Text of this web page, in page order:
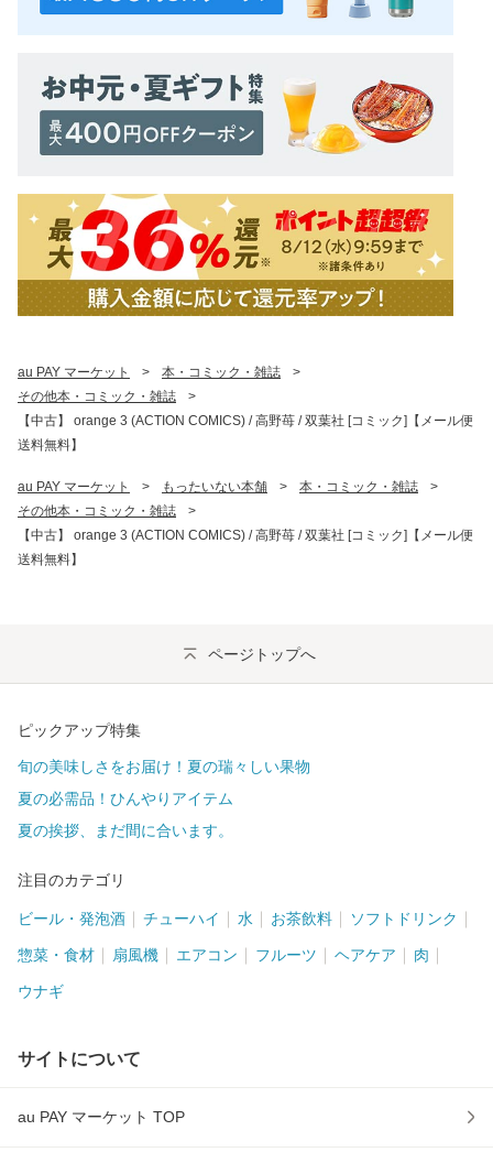
au PAY マーケット > 本・コミック・雑誌
>
その他本・コミック・雑誌
>
【中古】 orange 3 (ACTION COMICS) / 高野苺 / 双葉社 [コミック]【メール便
送料無料】
au PAY マーケット > もったいない本舗 > 本・コミック・雑誌
>
その他本・コミック・雑誌
>
【中古】 orange 3 (ACTION COMICS) / 高野苺 / 双葉社 [コミック]【メール便
送料無料】
ページトップへ
ピックアップ特集
旬の美味しさをお届け！夏の瑞々しい果物
夏の必需品！ひんやりアイテム
夏の挨拶、まだ間に合います。
注目のカテゴリ
ビール・発泡酒 チューハイ 水 お茶飲料 ソフトドリンク
惣菜・食材 扇風機 エアコン フルーツ ヘアケア 肉
ウナギ
サイトについて
au PAY マーケット TOP